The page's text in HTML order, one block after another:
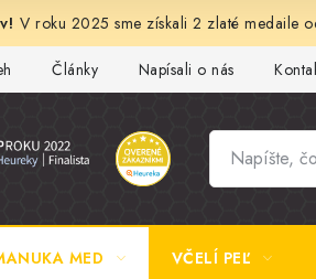
V roku 2025 sme získali 2 zlaté medaile
Články Napísali o nás
MED VČELÍ PEĽ